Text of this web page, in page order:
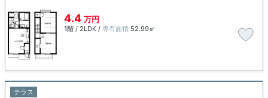
4.4 万円
1階 / 2LDK / 専有面積 52.99㎡
テラス